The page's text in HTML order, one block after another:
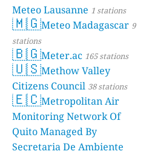
Meteo Lausanne 1 stations
🇲🇬Meteo Madagascar 9
stations
🇧🇬Meter.ac 165 stations
🇺🇸Methow Valley
Citizens Council 38 stations
🇪🇨Metropolitan Air
Monitoring Network Of
Quito Managed By
Secretaria De Ambiente